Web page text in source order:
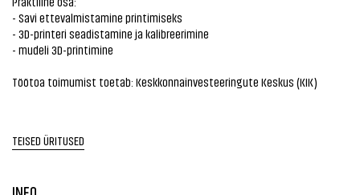
- Savi ettevalmistamine printimiseks
- 3D-printeri seadistamine ja kalibreerimine
- mudeli 3D-printimine
Töötoa toimumist toetab: Keskkonnainvesteeringute Keskus (KIK)
TEISED ÜRITUSED
INFO